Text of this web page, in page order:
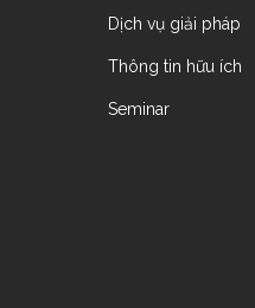
Dịch vụ giải pháp
Thông tin hữu ích
Seminar